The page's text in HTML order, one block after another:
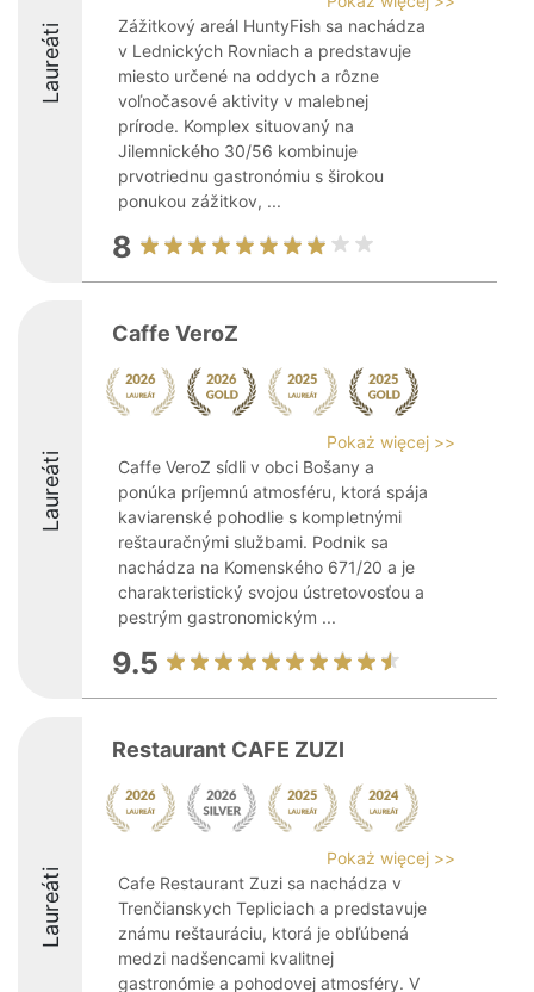
Laureáti
Zážitkový areál HuntyFish sa nachádza
v Lednických Rovniach a predstavuje
miesto určené na oddych a rôzne
voľnočasové aktivity v malebnej
prírode. Komplex situovaný na
Jilemnického 30/56 kombinuje
prvotriednu gastronómiu s širokou
ponukou zážitkov, ...
8
Laureáti
Caffe VeroZ
Pokaż więcej >>
Caffe VeroZ sídli v obci Bošany a
ponúka príjemnú atmosféru, ktorá spája
kaviarenské pohodlie s kompletnými
reštauračnými službami. Podnik sa
nachádza na Komenského 671/20 a je
charakteristický svojou ústretovosťou a
pestrým gastronomickým ...
9.5
Laureáti
Restaurant CAFE ZUZI
Pokaż więcej >>
Cafe Restaurant Zuzi sa nachádza v
Trenčianskych Tepliciach a predstavuje
známu reštauráciu, ktorá je obľúbená
medzi nadšencami kvalitnej
gastronómie a pohodovej atmosféry. V